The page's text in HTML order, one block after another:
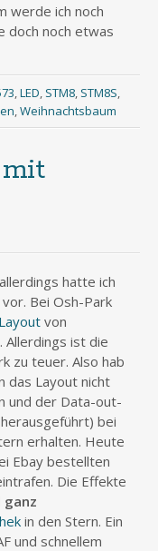
werde ich noch
doch noch etwas
LED STM8, STM8S
Weihnachtsbaum
hatte ich
Bei Osh-Park
Layout von
Allerdings ist die
zu teuer. Also hab
das Layout nicht
und der Data-out-
bei
erhalten. Heute
Ebay bestellten
Die Effekte
ganz
in den Stern. Ein
und schnellem